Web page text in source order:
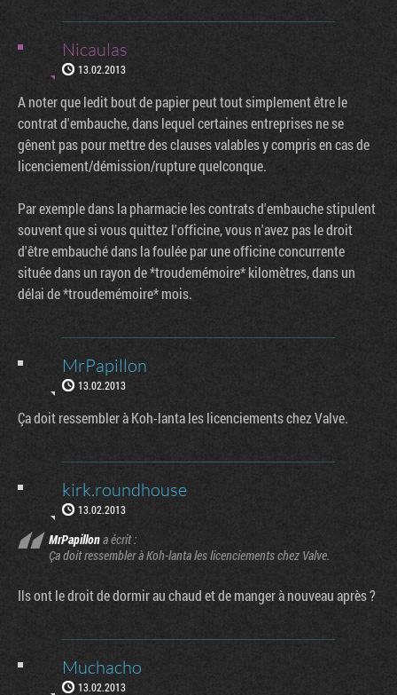
Nicaulas
13.02.2013
A noter que ledit bout de papier peut tout simplement être le
contrat d'embauche, dans lequel certaines entreprises ne se
gênent pas pour mettre des clauses valables y compris en cas de
licenciement/démission/rupture quelconque.
Par exemple dans la pharmacie les contrats d'embauche stipulent
souvent que si vous quittez l'officine, vous n'avez pas le droit
d'être embauché dans la foulée par une officine concurrente
située dans un rayon de *troudemémoire* kilomètres, dans un
délai de *troudemémoire* mois.
MrPapillon
13.02.2013
Ça doit ressembler à Koh-lanta les licenciements chez Valve.
kirk.roundhouse
13.02.2013
MrPapillona écrit :
Ça doit ressembler à Koh-lanta les licenciements chez Valve.
Ils ont le droit de dormir au chaud et de manger à nouveau après ?
Muchacho
13.02.2013